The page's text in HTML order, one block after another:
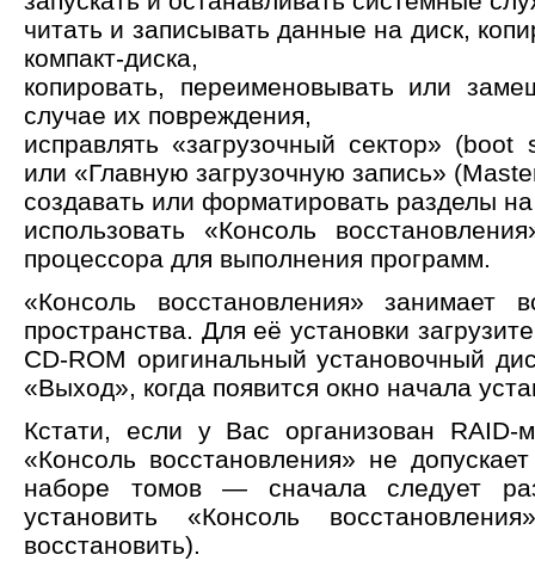
читать и записывать данные на диск,
компакт-диска,
копировать, переименовывать или
случае их повреждения,
исправлять «загрузочный сектор»
или «Главную загрузочную запись»
создавать или форматировать разделы
использовать «Консоль
процессора для выполнения программ.
«Консоль восстановления» занимает
пространства. Для её установки
CD-ROM оригинальный установочный
«Выход», когда появится окно начала
Кстати, если у Вас организован RAID-
«Консоль восстановления» не
наборе томов — сначала следует
установить «Консоль
восстановить).